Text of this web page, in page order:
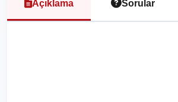
Açıklama Sorular